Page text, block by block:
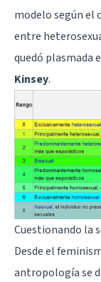
modelo según el
entre
quedó plasmada
Kinsey.
Cuestionando la
Desde el
antropología se